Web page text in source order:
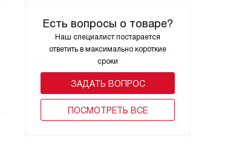
Есть вопросы о товаре?
Наш специалист постарается
ответить в максимально короткие
сроки
ЗАДАТЬ ВОПРОС
ПОCМОТРЕТЬ ВСЕ